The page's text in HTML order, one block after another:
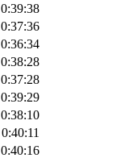
0:39:38
0:37:36
0:36:34
0:38:28
0:37:28
0:39:29
0:38:10
0:40:11
0:40:16